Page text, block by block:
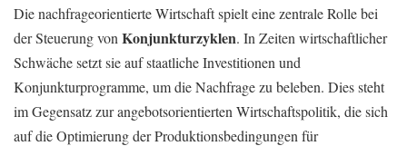
Die nachfrageorientierte Wirtschaft spielt eine zentrale Rolle bei
der Steuerung von Konjunkturzyklen. In Zeiten wirtschaftlicher
Schwäche setzt sie auf staatliche Investitionen und
Konjunkturprogramme, um die Nachfrage zu beleben. Dies steht
im Gegensatz zur angebotsorientierten Wirtschaftspolitik, die sich
auf die Optimierung der Produktionsbedingungen für